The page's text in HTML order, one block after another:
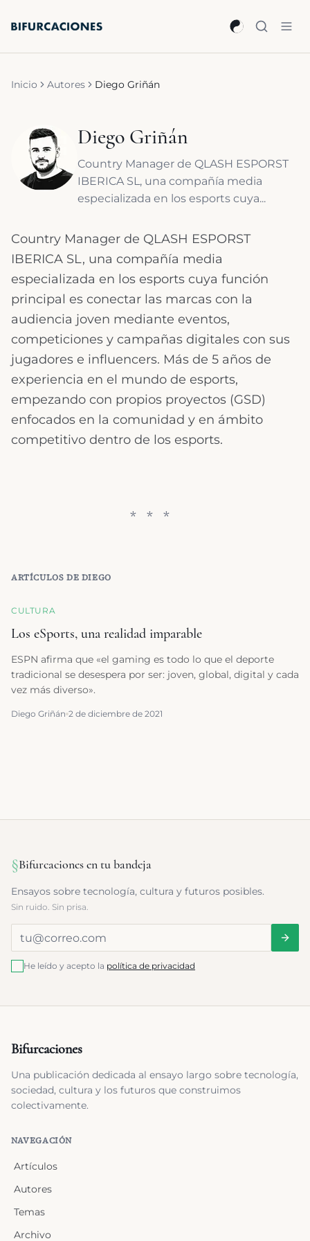
Inicio Autores Diego Griñán
Diego Griñán
Country Manager de QLASH ESPORST
IBERICA SL, una compañía media
especializada en los esports cuya...
Country Manager de QLASH ESPORST
IBERICA SL, una compañía media
especializada en los esports cuya función
principal es conectar las marcas con la
audiencia joven mediante eventos,
competiciones y campañas digitales con sus
jugadores e influencers. Más de 5 años de
experiencia en el mundo de esports,
empezando con propios proyectos (GSD)
enfocados en la comunidad y en ámbito
competitivo dentro de los esports.
ARTÍCULOS DE DIEGO
CULTURA
Los eSports, una realidad imparable
ESPN afirma que «el gaming es todo lo que el deporte
tradicional se desespera por ser: joven, global, digital y cada
vez más diverso».
Diego Griñán 2 de diciembre de 2021
§Bifurcaciones en tu bandeja
Ensayos sobre tecnología, cultura y futuros posibles.
Sin ruido. Sin prisa.
He leído y acepto la política de privacidad
Bifurcaciones
Una publicación dedicada al ensayo largo sobre tecnología,
sociedad, cultura y los futuros que construimos
colectivamente.
NAVEGACIÓN
Artículos
Autores
Temas
Archivo